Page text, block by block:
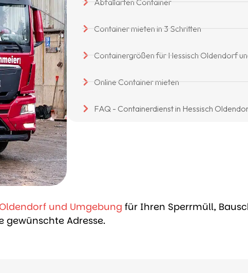
Container mieten in 3 Schritten
Containergrößen für Hessisch Oldendorf
Online Container mieten
FAQ - Containerdienst in Hessisch
und Umgebung für Ihren Sperrmüll,
Adresse.